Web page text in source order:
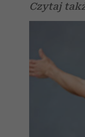
Czytaj